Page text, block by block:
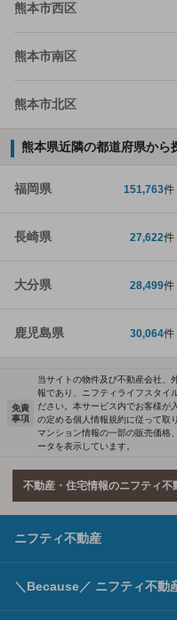
熊本市西区
熊本市南区
熊本市北区
熊本県近隣の都道府県から
福岡県 151,763件
長崎県 27,622件
大分県 28,499件
鹿児島県 30,064件
免責
事項
当サイトの物件及び不動産会社、
報であり、ニフティライフスタイ
ださい。本サービス内でお客様が
の定める個人情報規約に従って取
マンション情報の一部の販売価格
ータを表示しています。
不動産・住宅情報のニフティ不
ニフティ不動産
＼Because／ ニフティ不動